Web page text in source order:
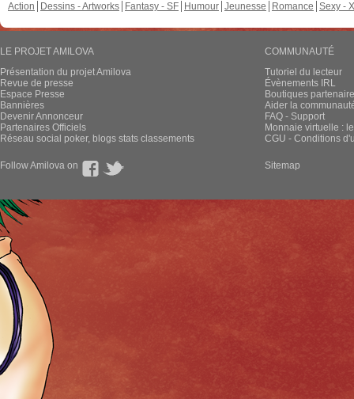
Action
Dessins - Artworks Fantasy - SF Humour Jeunesse Romance Sexy -
LE PROJET AMILOVA
Présentation du projet Amilova
Revue de presse
Espace Presse
Bannières
Devenir Annonceur
Partenaires Officiels
Réseau social poker, blogs stats classements
COMMUNAUTÉ
Tutoriel du lecteur
Évènements IRL
Boutiques
Aider la
FAQ - Support
Monnaie virtuelle :
CGU - Conditions
Follow Amilova on Sitemap